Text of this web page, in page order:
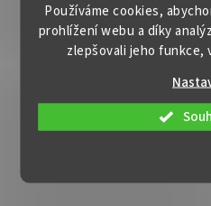
Používáme cookies,
prohlížení webu a díky
zlepšovali jeho funkce,